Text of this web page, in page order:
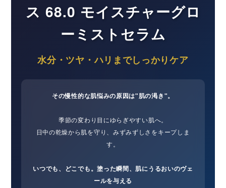
ス 68.0 モイスチャーグロ
ーミストセラム
水分・ツヤ・ハリまでしっかりケア
その慢性的な肌悩みの原因は"肌の渇き"。
季節の変わり目にゆらぎやすい肌へ。
日中の乾燥から肌を守り、みずみずしさをキープしま
す。
いつでも、どこでも。塗った瞬間、肌にうるおいのヴェ
ールを与える